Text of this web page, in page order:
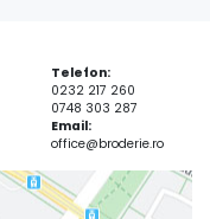
Telefon:
0232 217 260
0748 303 287
Email:
office@broderie.ro